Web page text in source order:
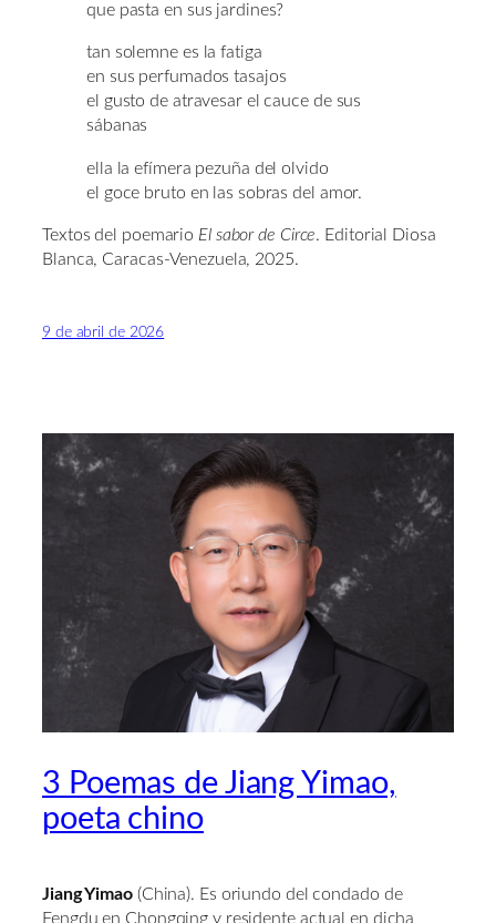
que pasta en sus jardines?
tan solemne es la fatiga
en sus perfumados tasajos
el gusto de atravesar el cauce de sus
sábanas
ella la efímera pezuña del olvido
el goce bruto en las sobras del amor.
Textos del poemario El sabor de Circe. Editorial Diosa
Blanca, Caracas-Venezuela, 2025.
9 de abril de 2026
3 Poemas de Jiang Yimao,
poeta chino
Jiang Yimao(China). Es oriundo del condado de
Fengdu en Chongqing y residente actual en dicha